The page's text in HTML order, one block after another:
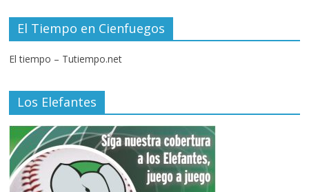
El Tiempo en Cienfuegos
El tiempo – Tutiempo.net
Los Elefantes